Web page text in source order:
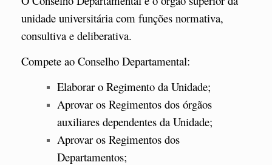
unidade universitária com funções normativa,
consultiva e deliberativa.
Compete ao Conselho Departamental:
Elaborar o Regimento da Unidade;
Aprovar os Regimentos dos órgãos
auxiliares dependentes da Unidade;
Aprovar os Regimentos dos
Departamentos;